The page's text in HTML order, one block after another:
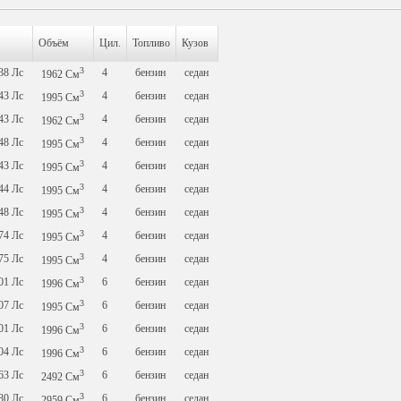
Объём Цил. Топливо Кузов
Лс 1962 См3 4 бензин
седан
Лс 1995 См3 4 бензин
седан
Лс 1962 См3 4 бензин
седан
Лс 1995 См3 4 бензин
седан
Лс 1995 См3 4 бензин
седан
Лс 1995 См3 4 бензин
седан
Лс 1995 См3 4 бензин
седан
Лс 1995 См3 4 бензин
седан
Лс 1995 См3 4 бензин
седан
Лс 1996 См3 6 бензин
седан
Лс 1995 См3 6 бензин
седан
Лс 1996 См3 6 бензин
седан
Лс 1996 См3 6 бензин
седан
Лс 2492 См3 6 бензин
седан
Лс 3 6 бензин седан